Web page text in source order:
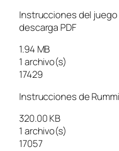
Instrucciones del juego
descarga PDF
1.94 MB
1 archivo(s)
17429
Instrucciones de
320.00 KB
1 archivo(s)
17057